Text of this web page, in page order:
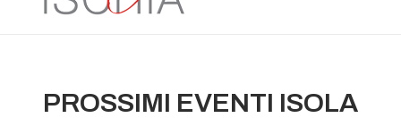
PROSSIMI EVENTI ISOLA